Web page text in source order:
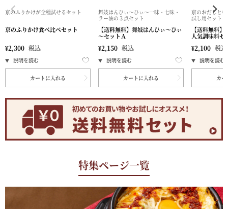
京のふりかけが全種試せるセット
京のふりかけ食べ比べセット
¥2,300 税込
カートに入れる
舞妓はんひぃ～ひぃ～一味・七味・
ラー油の３点セット
【送料無料】舞妓はんひぃ～ひぃ
～セットＡ
¥2,150 税込
カートに入れる
京のおだしと
試し用セット
【送料無料
人気調味料セ
¥2,100 税込
カ
特集ページ一覧